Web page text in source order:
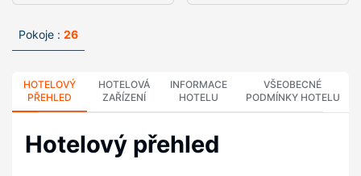
Pokoje : 26
HOTELOVÝ
PŘEHLED
HOTELOVÁ
ZAŘÍZENÍ
INFORMACE
HOTELU
VŠEOBECNÉ
PODMÍNKY HOTELU
Hotelový přehled